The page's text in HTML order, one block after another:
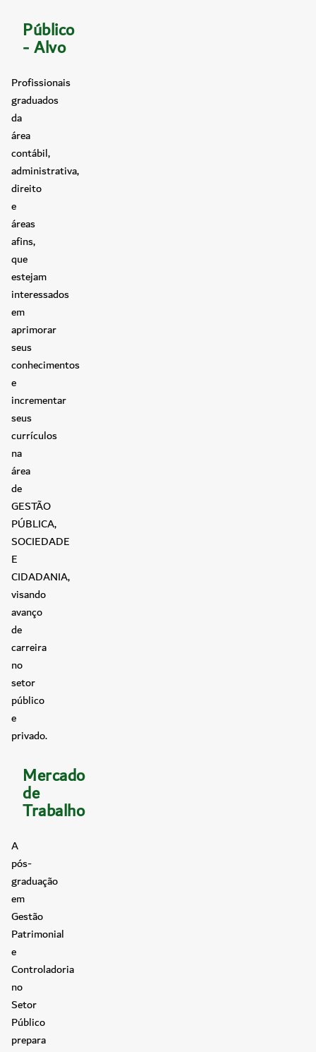
Público
- Alvo
Profissionais
graduados
da
área
contábil,
administrativa,
direito
e
áreas
afins,
que
estejam
interessados
em
aprimorar
seus
conhecimentos
e
incrementar
seus
currículos
na
área
de
GESTÃO
PÚBLICA,
SOCIEDADE
E
CIDADANIA,
visando
avanço
de
carreira
no
setor
público
e
privado.
Mercado
de
Trabalho
A
pós-
graduação
em
Gestão
Patrimonial
e
Controladoria
no
Setor
Público
prepara